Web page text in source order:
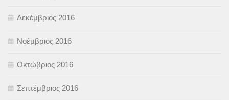
Δεκέμβριος 2016
Νοέμβριος 2016
Οκτώβριος 2016
Σεπτέμβριος 2016